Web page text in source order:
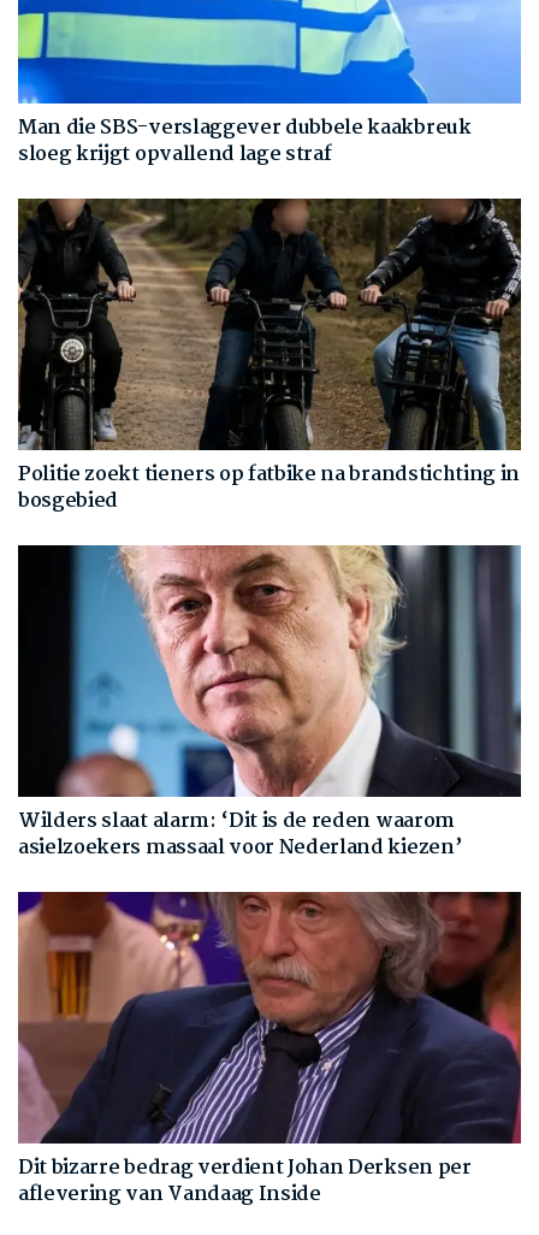
Man die SBS-verslaggever dubbele kaakbreuk
sloeg krijgt opvallend lage straf
Politie zoekt tieners op fatbike na brandstichting in
bosgebied
Wilders slaat alarm: ‘Dit is de reden waarom
asielzoekers massaal voor Nederland kiezen’
Dit bizarre bedrag verdient Johan Derksen per
aflevering van Vandaag Inside